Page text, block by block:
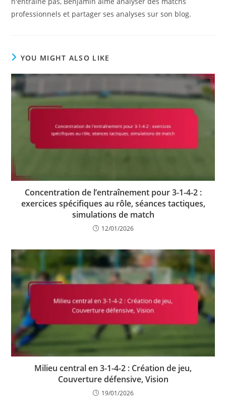
professionnels et partager ses analyses sur son blog.
YOU MIGHT ALSO LIKE
Concentration de l’entraînement pour 3-1-4-2 :
exercices spécifiques au rôle, séances tactiques,
simulations de match
12/01/2026
Milieu central en 3-1-4-2 : Création de jeu,
Couverture défensive, Vision
19/01/2026